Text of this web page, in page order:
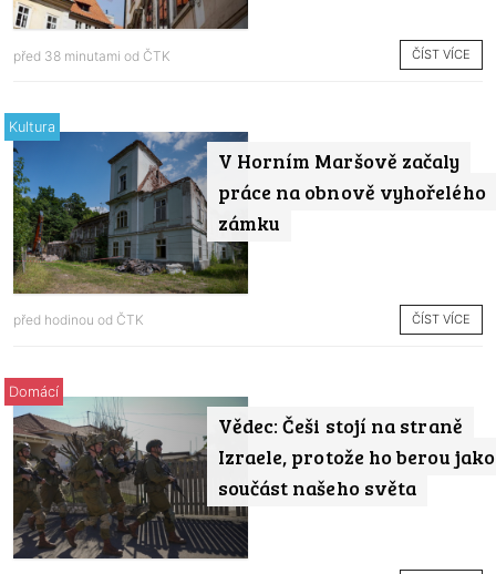
před 38 minutami od ČTK ČÍST VÍCE
V Horním Maršově začaly
práce na obnově vyhořelého
zámku
Kultura
před hodinou od ČTK ČÍST VÍCE
Vědec: Češi stojí na straně
Izraele, protože ho berou jako
součást našeho světa
Domácí